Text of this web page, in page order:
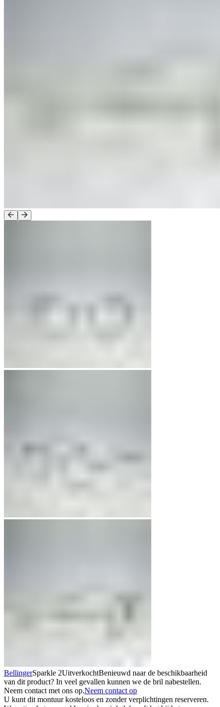
BellingerSparkle 2UitverkochtBenieuwd naar de beschikbaarheid
van dit product? In veel gevallen kunnen we de bril nabestellen.
Neem contact met ons op.Neem contact op
U kunt dit montuur kosteloos en zonder verplichtingen reserveren.